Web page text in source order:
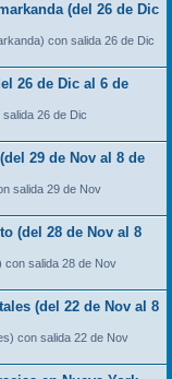
(del 26 de Dic
con salida 26 de Dic
26 de Dic al 6 de
26 de Dic
29 de Nov al 8 de
salida 29 de Nov
(del 28 de Nov al 8
con salida 28 de Nov
(del 22 de Nov al 8
con salida 22 de Nov